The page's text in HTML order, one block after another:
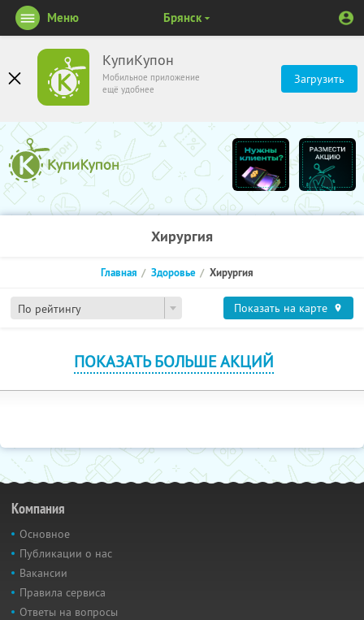
КупиКупон
Мобильное приложение
ещё удобнее
Загрузить
Меню Брянск
Хирургия
По рейтингу
Главная Здоровье Хирургия
Показать на карте
ПОКАЗАТЬ БОЛЬШЕ АКЦИЙ
Компания
Основное
Публикации о нас
Вакансии
Правила сервиса
Ответы на вопросы